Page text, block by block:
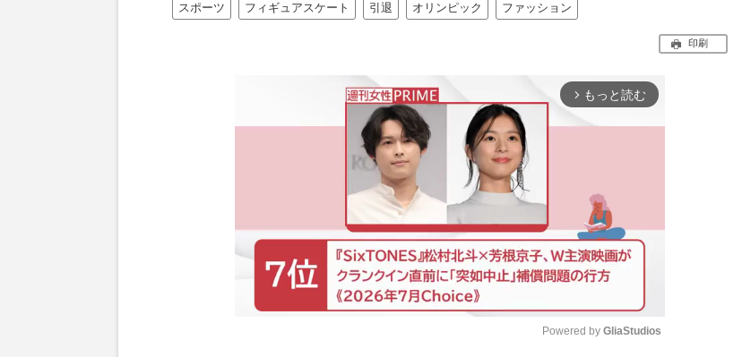
スポーツ フィギュアスケート 引退 オリンピック ファッション
印刷
arrow_forward_ios もっと読む
Powered by GliaStudios